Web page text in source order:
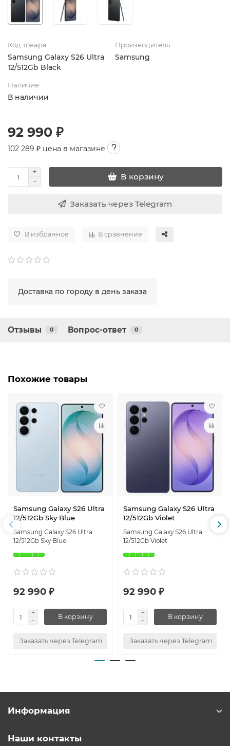
Код товара
Samsung Galaxy S26 Ultra
12/512Gb Black
Производитель
Samsung
Наличие
В наличии
92 990 ₽
102 289 ₽ цена в магазине
В корзину
Заказать через Telegram
В избранное В сравнение
Доставка по городу в день заказа
Отзывы 0 Вопрос-ответ 0
Похожие товары
Samsung Galaxy S26 Ultra
12/512Gb Sky Blue
Samsung Galaxy S26 Ultra
12/512Gb Sky Blue
92 990 ₽
В корзину
Заказать через Telegram
Samsung Galaxy S26 Ultra
12/512Gb Violet
Samsung Galaxy S26 Ultra
12/512Gb Violet
92 990 ₽
В корзину
Заказать через Telegram
Информация
Наши контакты